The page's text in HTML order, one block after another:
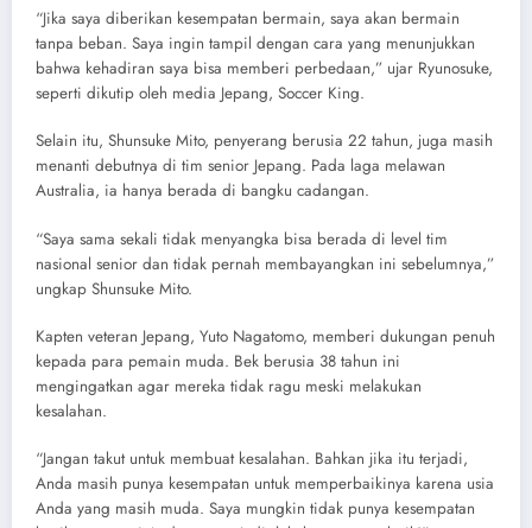
“Jika saya diberikan kesempatan bermain, saya akan bermain
tanpa beban. Saya ingin tampil dengan cara yang menunjukkan
bahwa kehadiran saya bisa memberi perbedaan,” ujar Ryunosuke,
seperti dikutip oleh media Jepang, Soccer King.
Selain itu, Shunsuke Mito, penyerang berusia 22 tahun, juga masih
menanti debutnya di tim senior Jepang. Pada laga melawan
Australia, ia hanya berada di bangku cadangan.
“Saya sama sekali tidak menyangka bisa berada di level tim
nasional senior dan tidak pernah membayangkan ini sebelumnya,”
ungkap Shunsuke Mito.
Kapten veteran Jepang, Yuto Nagatomo, memberi dukungan penuh
kepada para pemain muda. Bek berusia 38 tahun ini
mengingatkan agar mereka tidak ragu meski melakukan
kesalahan.
“Jangan takut untuk membuat kesalahan. Bahkan jika itu terjadi,
Anda masih punya kesempatan untuk memperbaikinya karena usia
Anda yang masih muda. Saya mungkin tidak punya kesempatan